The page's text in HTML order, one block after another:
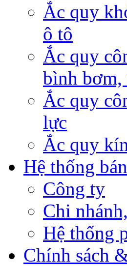
Ắc quy
ô tô
Ắc quy
bình bơm,
Ắc quy
lực
Ắc quy
Hệ thống
Công ty
Chi
Hệ thống
Chính sách